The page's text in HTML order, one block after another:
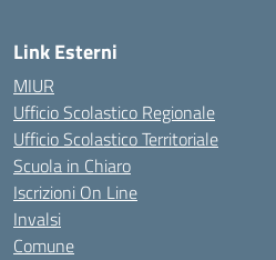
Link Esterni
MIUR
Ufficio Scolastico Regionale
Ufficio Scolastico Territoriale
Scuola in Chiaro
Iscrizioni On Line
Invalsi
Comune